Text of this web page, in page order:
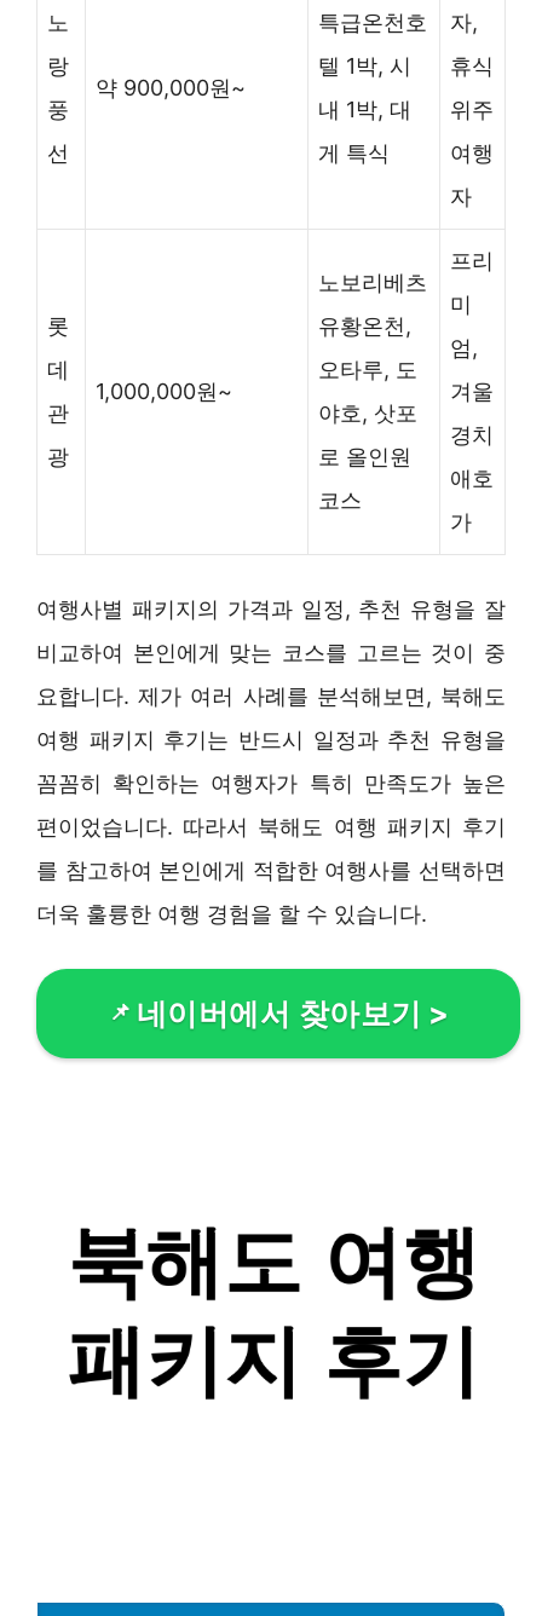
노
랑
풍
선
약 900,000원~
특급온천호
텔 1박, 시
내 1박, 대
게 특식
자,
휴식
위주
여행
자
롯
데
관
광
1,000,000원~
노보리베츠
유황온천,
오타루, 도
야호, 삿포
로 올인원
코스
프리
미
엄,
겨울
경치
애호
가
여행사별 패키지의 가격과 일정, 추천 유형을 잘
비교하여 본인에게 맞는 코스를 고르는 것이 중
요합니다. 제가 여러 사례를 분석해보면, 북해도
여행 패키지 후기는 반드시 일정과 추천 유형을
꼼꼼히 확인하는 여행자가 특히 만족도가 높은
편이었습니다. 따라서 북해도 여행 패키지 후기
를 참고하여 본인에게 적합한 여행사를 선택하면
더욱 훌륭한 여행 경험을 할 수 있습니다.
네이버에서 찾아보기 >